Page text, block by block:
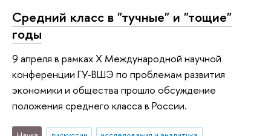
Средний класс в "тучные" и "тощие"
годы
9 апреля в рамках X Международной научной
конференции ГУ-ВШЭ по проблемам развития
экономики и общества прошло обсуждение
положения среднего класса в России.